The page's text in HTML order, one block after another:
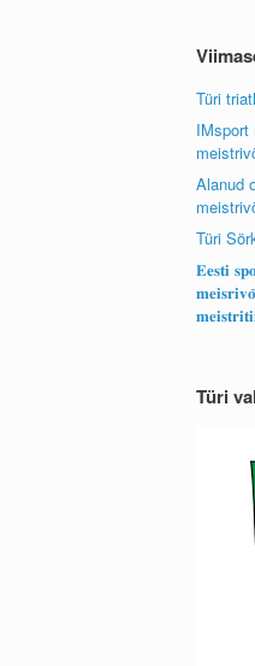
Türi
IMsport
Alanud
Türi
𝐄𝐞𝐬𝐭𝐢
Türi